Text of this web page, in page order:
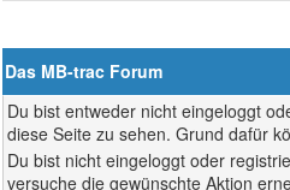
Das MB-trac Forum
Du bist entweder nicht eingeloggt
diese Seite zu sehen. Grund dafür
Du bist nicht eingeloggt oder
versuche die gewünschte Aktion